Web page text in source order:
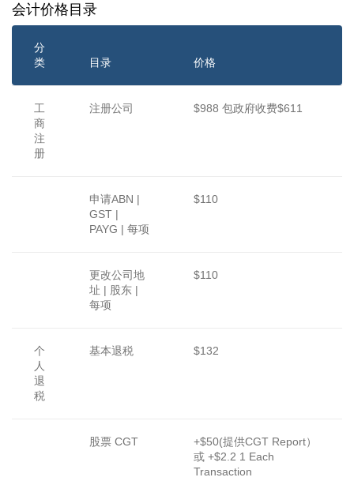
会计价格目录
分
类
目录 价格
工
商
注
册
注册公司 $988 包政府收费$611
申请ABN |
GST |
PAYG | 每项
$110
更改公司地
址 | 股东 |
每项
$110
个
人
退
税
基本退税 $132
股票 CGT
+$50(提供CGT Report）
或 +$2.2 1 Each
Transaction